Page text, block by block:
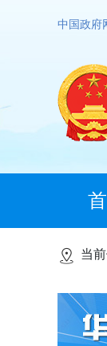
中国政府
当